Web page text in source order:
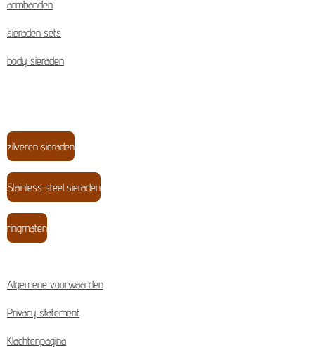
armbanden
sieraden sets
body sieraden
zilveren sieraden
Stainless steel sieraden
ringmaten
Algemene voorwaarden
Privacy statement
Klachtenpagina